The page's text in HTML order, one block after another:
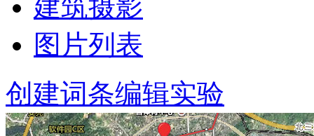
建筑摄影
图片列表
创建词条编辑实验